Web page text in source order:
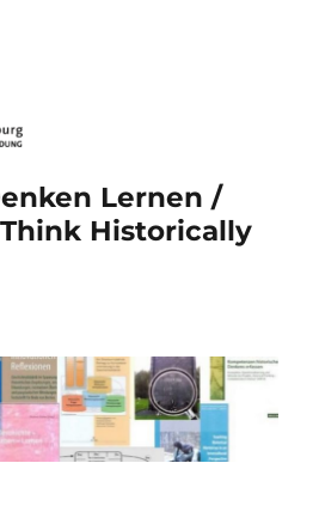
Lernen /
Historically